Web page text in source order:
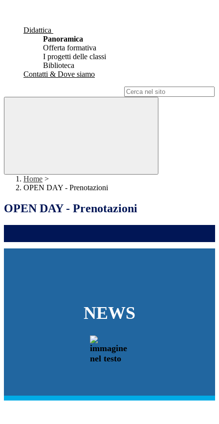
Didattica
Panoramica
Offerta formativa
I progetti delle classi
Biblioteca
Contatti & Dove siamo
Home >
OPEN DAY - Prenotazioni
OPEN DAY - Prenotazioni
NEWS